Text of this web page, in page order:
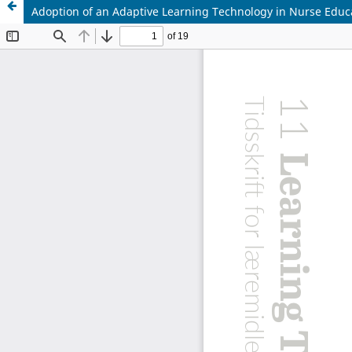
Adoption of an Adaptive Learning Technology in Nurse